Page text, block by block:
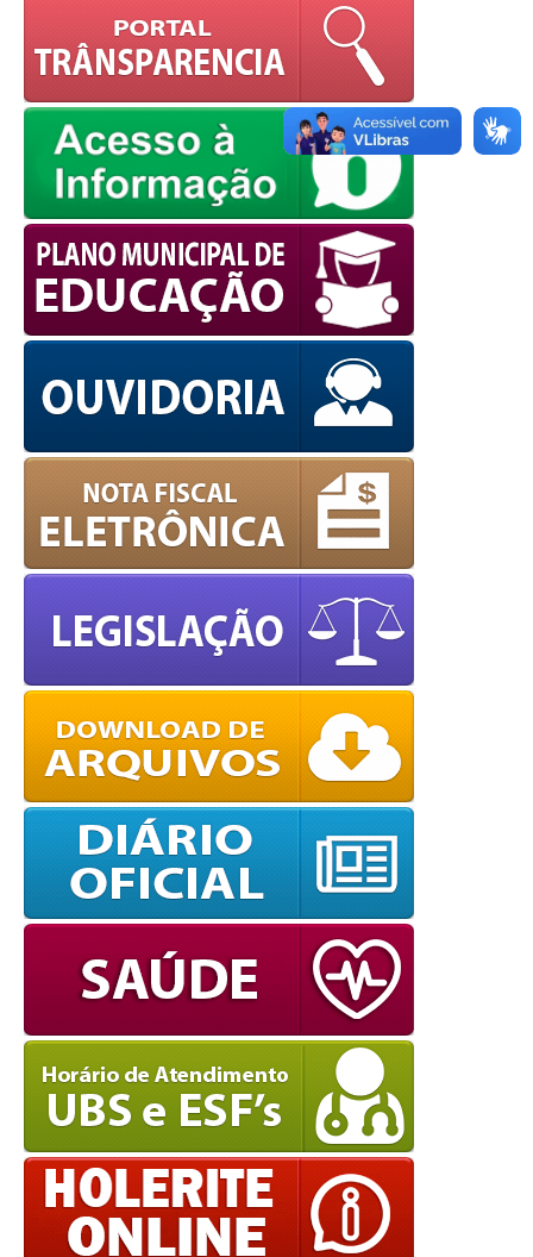
OK
European Commission |
Cookies Policy
powered by